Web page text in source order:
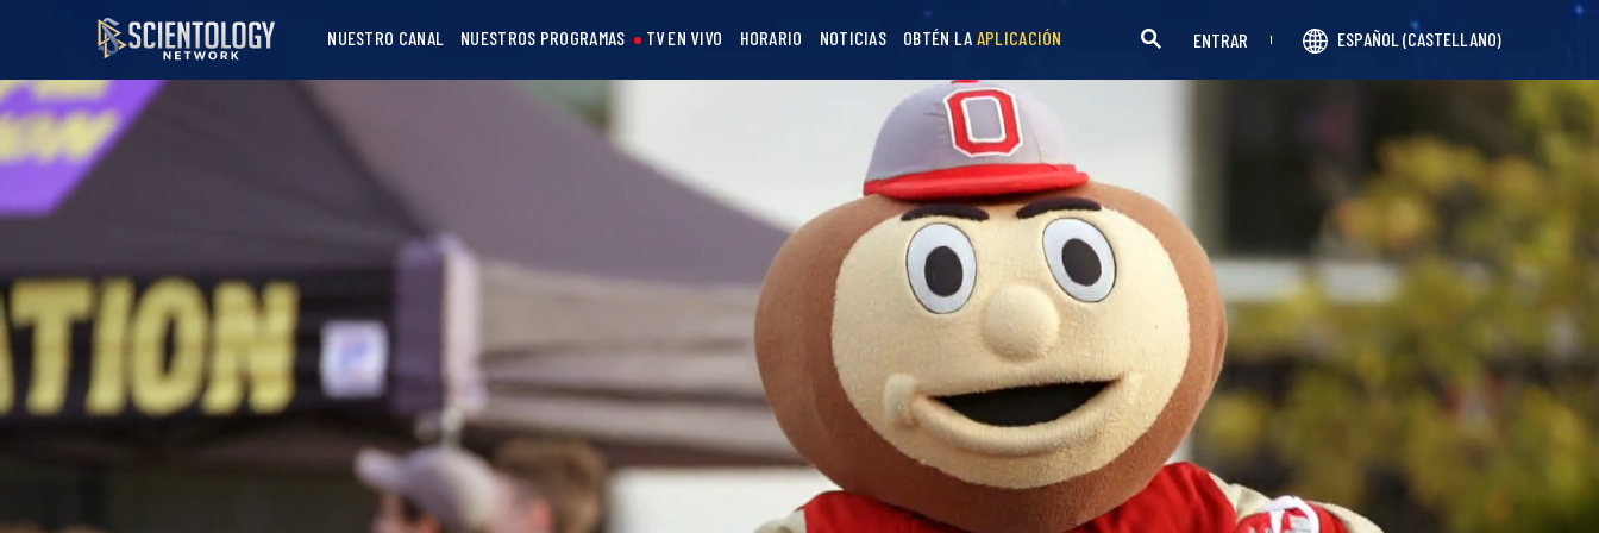
NUESTRO CANAL NUESTROS PROGRAMAS TV EN VIVO HORARIO NOTICIAS OBTÉN LA APLICACIÓN ENTRAR ESPAÑOL (CASTELLANO)